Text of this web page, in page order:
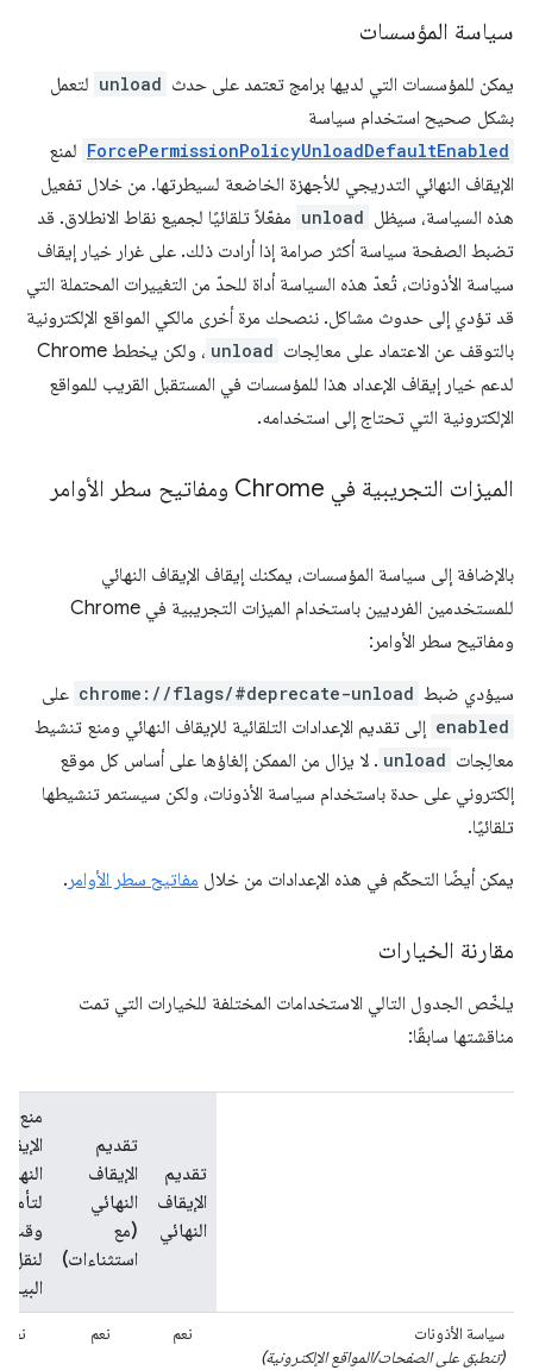
سياسة المؤسسات
يمكن للمؤسسات التي لديها برامج تعتمد على حدث unload لتعمل
بشكل صحيح استخدام سياسة
ForcePermissionPolicyUnloadDefaultEnabled لمنع
الإيقاف النهائي التدريجي للأجهزة الخاضعة لسيطرتها. من خلال تفعيل
هذه السياسة، سيظل unload مفعّلاً تلقائيًا لجميع نقاط الانطلاق. قد
تضبط الصفحة سياسة أكثر صرامة إذا أرادت ذلك. على غرار خيار إيقاف
سياسة الأذونات، تُعدّ هذه السياسة أداة للحدّ من التغييرات المحتملة التي
قد تؤدي إلى حدوث مشاكل. ننصحك مرة أخرى مالكي المواقع الإلكترونية
بالتوقف عن الاعتماد على معالِجات unload
، ولكن يخطط Chrome
لدعم خيار إيقاف الإعداد هذا للمؤسسات في المستقبل القريب للمواقع
الإلكترونية التي تحتاج إلى استخدامه.
الميزات التجريبية في Chrome ومفاتيح سطر الأوامر
بالإضافة إلى سياسة المؤسسات، يمكنك إيقاف الإيقاف النهائي
للمستخدمين الفرديين باستخدام الميزات التجريبية في Chrome
ومفاتيح سطر الأوامر:
سيؤدي ضبط chrome://flags/#deprecate-unload على
enabled إلى تقديم الإعدادات التلقائية للإيقاف النهائي ومنع تنشيط
معالِجات unload . لا يزال من الممكن إلغاؤها على أساس كل موقع
إلكتروني على حدة باستخدام سياسة الأذونات، ولكن سيستمر تنشيطها
تلقائيًا.
يمكن أيضًا التحكّم في هذه الإعدادات من خلال مفاتيح سطر الأوامر .
مقارنة الخيارات
يلخّص الجدول التالي الاستخدامات المختلفة للخيارات التي تمت
مناقشتها سابقًا:
تقديم
الإيقاف
النهائي
تقديم
الإيقاف
النهائي
(مع
استثناءات)
منع
لتأمين
وقت
لنقل
سياسة الأذونات
(تنطبق على الصفحات/المواقع الإلكترونية)
نعم نعم نعم